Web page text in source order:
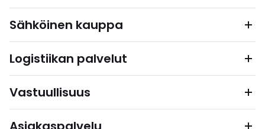
Sähköinen kauppa
Logistiikan palvelut
Vastuullisuus